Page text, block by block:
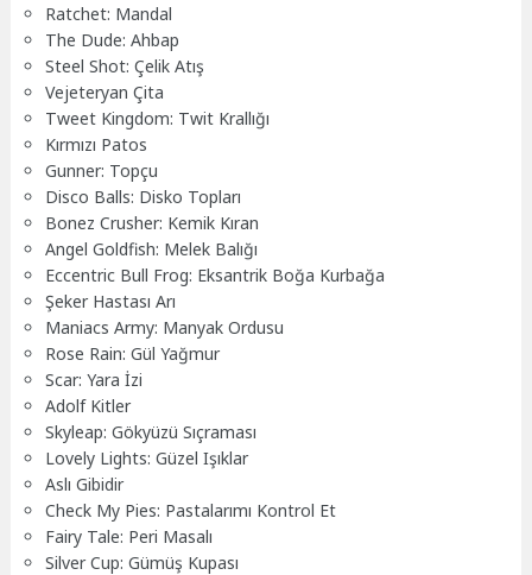
Ratchet: Mandal
The Dude: Ahbap
Steel Shot: Çelik Atış
Vejeteryan Çita
Tweet Kingdom: Twit Krallığı
Kırmızı Patos
Gunner: Topçu
Disco Balls: Disko Topları
Bonez Crusher: Kemik Kıran
Angel Goldfish: Melek Balığı
Eccentric Bull Frog: Eksantrik Boğa Kurbağa
Şeker Hastası Arı
Maniacs Army: Manyak Ordusu
Rose Rain: Gül Yağmur
Scar: Yara İzi
Adolf Kitler
Skyleap: Gökyüzü Sıçraması
Lovely Lights: Güzel Işıklar
Aslı Gibidir
Check My Pies: Pastalarımı Kontrol Et
Fairy Tale: Peri Masalı
Silver Cup: Gümüş Kupası